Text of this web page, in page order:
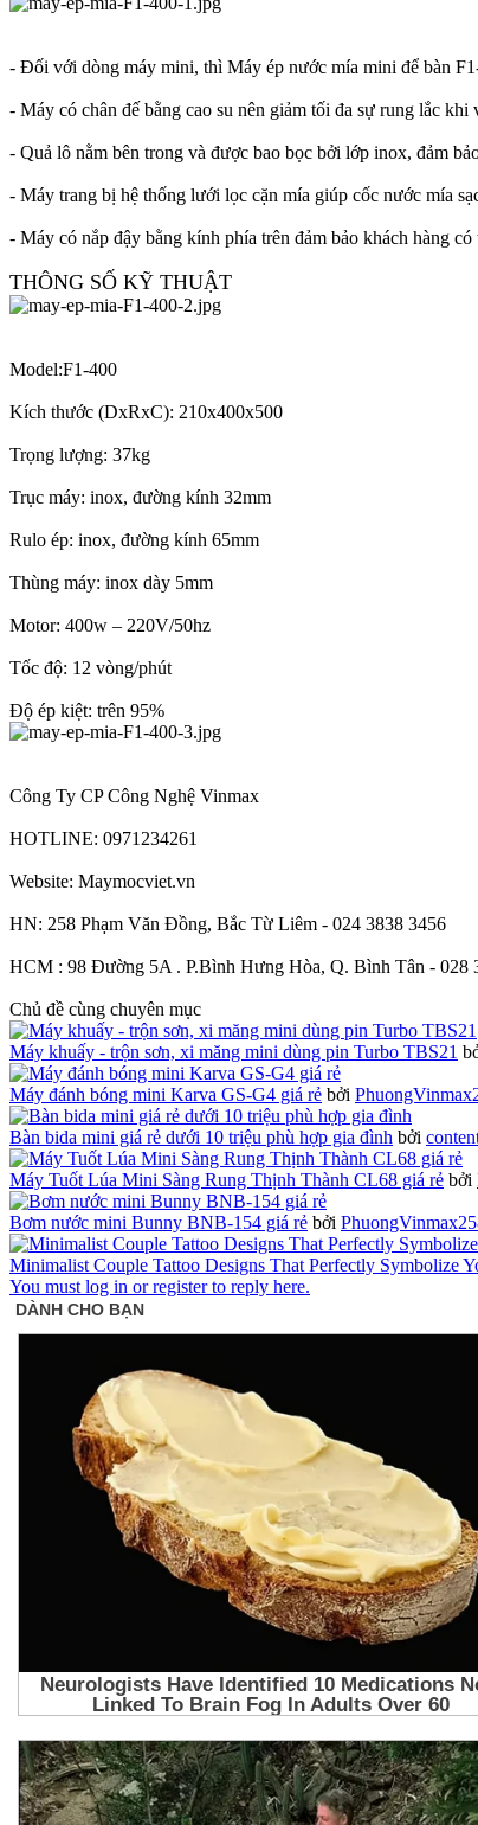
- Đối với dòng máy mini, thì Máy ép nước mía mini để bàn
- Máy có chân đế bằng cao su nên giảm tối đa sự rung lắc
- Quả lô nằm bên trong và được bao bọc bởi lớp inox, đảm
- Máy trang bị hệ thống lưới lọc cặn mía giúp cốc nước mía
- Máy có nắp đậy bằng kính phía trên đảm bảo khách hàng
THÔNG SỐ KỸ THUẬT
Model:F1-400
Kích thước (DxRxC): 210x400x500
Trọng lượng: 37kg
Trục máy: inox, đường kính 32mm
Rulo ép: inox, đường kính 65mm
Thùng máy: inox dày 5mm
Motor: 400w – 220V/50hz
Tốc độ: 12 vòng/phút
Độ ép kiệt: trên 95%
Công Ty CP Công Nghệ Vinmax
HOTLINE: 0971234261
Website: Maymocviet.vn
HN: 258 Phạm Văn Đồng, Bắc Từ Liêm - 024 3838 3456
HCM : 98 Đường 5A . P.Bình Hưng Hòa, Q. Bình Tân - 028
Chủ đề cùng chuyên mục
Máy khuấy - trộn sơn, xi măng mini dùng pin Turbo TBS21
Máy đánh bóng mini Karva GS-G4 giá rẻ bởi
Bàn bida mini giá rẻ dưới 10 triệu phù hợp gia đình bởi
Máy Tuốt Lúa Mini Sàng Rung Thịnh Thành CL68 giá rẻ bởi
Bơm nước mini Bunny BNB-154 giá rẻ bởi
Minimalist Couple Tattoo Designs That Perfectly Symbolize
You must log in or register to reply here.